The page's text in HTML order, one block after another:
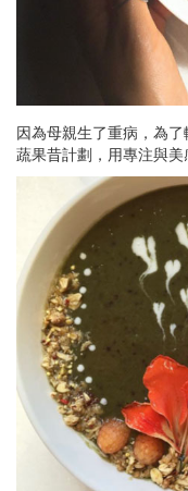
因為母親生了重病，為
蔬果昔計劃，用專注與美